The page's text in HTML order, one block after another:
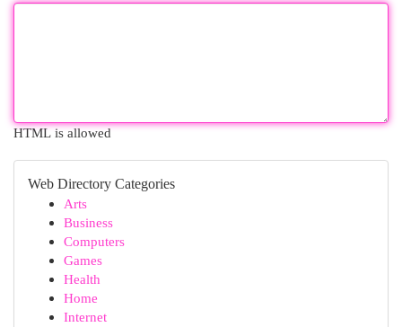
HTML is allowed
Web Directory Categories
Arts
Business
Computers
Games
Health
Home
Internet